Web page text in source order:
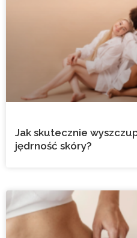
Jak skutecznie
jędrność skóry?